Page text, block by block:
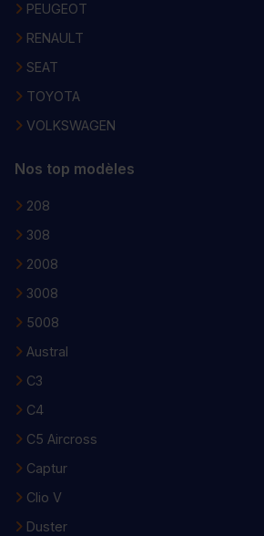
PEUGEOT
RENAULT
SEAT
TOYOTA
VOLKSWAGEN
Nos top modèles
208
308
2008
3008
5008
Austral
C3
C4
C5 Aircross
Captur
Clio V
Duster